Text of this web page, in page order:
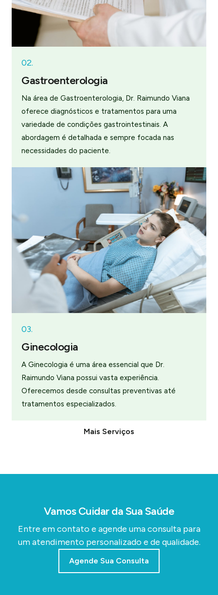
02.
Gastroenterologia
Na área de Gastroenterologia, Dr. Raimundo Viana
oferece diagnósticos e tratamentos para uma
variedade de condições gastrointestinais. A
abordagem é detalhada e sempre focada nas
necessidades do paciente.
03.
Ginecologia
A Ginecologia é uma área essencial que Dr.
Raimundo Viana possui vasta experiência.
Oferecemos desde consultas preventivas até
tratamentos especializados.
Mais Serviços
Vamos Cuidar da Sua Saúde
Entre em contato e agende uma consulta para
um atendimento personalizado e de qualidade.
Agende Sua Consulta